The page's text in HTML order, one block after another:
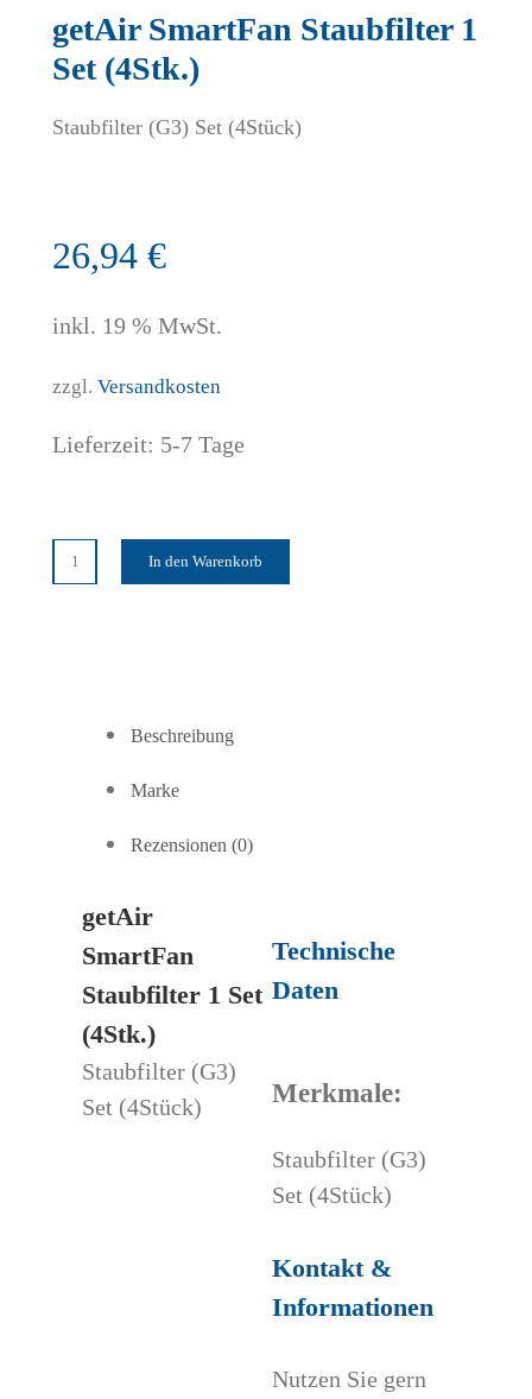
getAir SmartFan Staubfilter 1
Set (4Stk.)
Staubfilter (G3) Set (4Stück)
26,94€
inkl. 19 % MwSt.
zzgl.Versandkosten
Lieferzeit: 5-7 Tage
Menge
In den Warenkorb
Beschreibung
Marke
Rezensionen (0)
getAir
SmartFan
Staubfilter 1 Set
(4Stk.)
Staubfilter (G3)
Set (4Stück)
Technische
Daten
Merkmale:
Staubfilter (G3)
Set (4Stück)
Kontakt &
Informationen
Nutzen Sie gern